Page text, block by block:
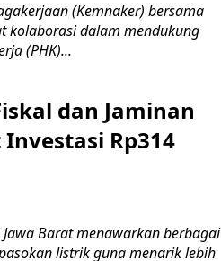
(Kemnaker) bersama
kolaborasi dalam mendukung
(PHK)...
dan Jaminan
Rp314
Jawa Barat menawarkan berbagai
listrik guna menarik lebih